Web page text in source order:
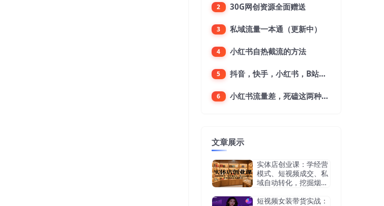
2 30G网创资源全面赠送
3 私域流量一本通（更新中）
4 小红书自热截流的方法
5 抖音，快手，小红书，B站，微博，微信公众号，微信视频号。每一个平台，都是不一样的机会，对应不一样的赚钱思路
6 小红书流量差，死磕这两种笔记就好
文章展示
实体店创业课：学经营
模式、短视频成交、私
域自动转化，挖掘烟酒
短视频女装带货实战：